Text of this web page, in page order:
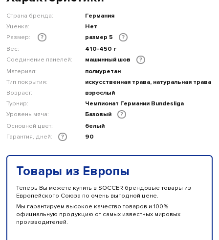
Страна бренда:
Германия
Уценка:
Нет
Размер:
? размер 5
?
Вес:
410-450 г
Соединение панелей:
машинный шов
?
Материал:
полиуретан
Тип покрытия:
искусственная трава, натуральная трава
Возраст:
взрослый
Турнир:
Чемпионат Германии Bundesliga
Уровень мяча:
Базовый
?
Основной цвет:
белый
Гарантия, дней:
? 90
Товары из Европы
Теперь Вы можете купить в SOCCER брендовые товары из
Европейского Союза по очень выгодной цене.
Мы гарантируем высокое качество товаров и 100%
официальную продукцию от самых известных мировых
производителей.